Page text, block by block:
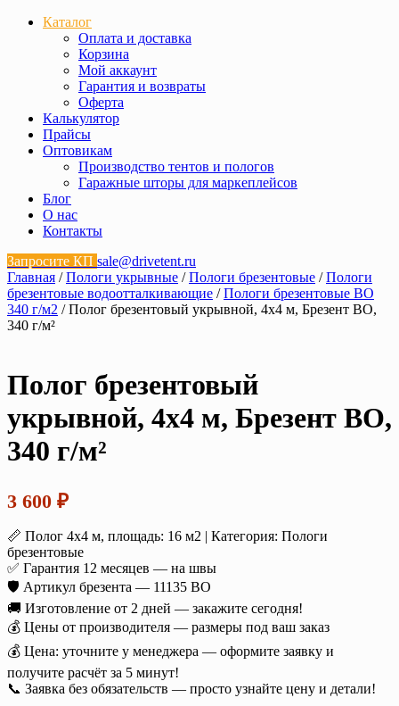
Каталог
Оплата и доставка
Корзина
Мой аккаунт
Гарантия и возвраты
Оферта
Калькулятор
Прайсы
Оптовикам
Производство тентов и пологов
Гаражные шторы для маркеплейсов
Блог
О нас
Контакты
Запросите КП sale@drivetent.ru
Главная /Пологи укрывные /Пологи брезентовые /Пологи
брезентовые водоотталкивающие /Пологи брезентовые ВО
340 г/м2 / Полог брезентовый укрывной, 4х4 м, Брезент ВО,
340 г/м²
Полог брезентовый
укрывной, 4х4 м, Брезент ВО,
340 г/м²
3 600 ₽
📏 Полог 4х4 м, площадь: 16 м2 | Категория: Пологи
брезентовые
✅ Гарантия 12 месяцев — на швы
🛡️ Артикул брезента — 11135 ВО
🚚 Изготовление от 2 дней — закажите сегодня!
💰 Цены от производителя — размеры под ваш заказ
💰 Цена: уточните у менеджера — оформите заявку и
получите расчёт за 5 минут!
📞 Заявка без обязательств — просто узнайте цену и детали!